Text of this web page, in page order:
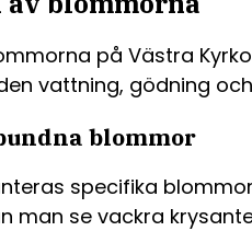
på Västra
vattning, gödning
blommor
specifika
man se vackra